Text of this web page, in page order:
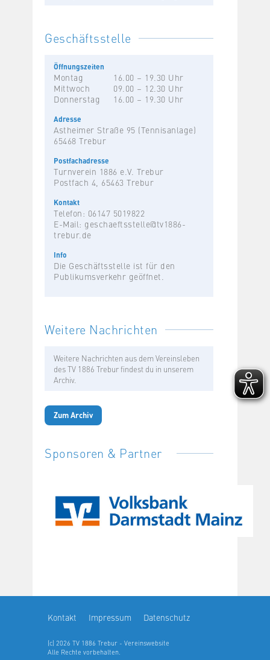
Geschäftsstelle
Öffnungszeiten
Montag
16.00 – 19.30 Uhr
Mittwoch
09.00 – 12.30 Uhr
Donnerstag
16.00 – 19.30 Uhr
Adresse
Astheimer Straße 95 (Tennisanlage)
65468 Trebur
Postfachadresse
Turnverein 1886 e.V. Trebur
Postfach 4, 65463 Trebur
Kontakt
Telefon: 06147 5019822
E-Mail: geschaeftsstelle@tv1886-
trebur.de
Info
Die Geschäftsstelle ist für den
Publikumsverkehr geöffnet.
Weitere Nachrichten
Weitere Nachrichten aus dem Vereinsleben
des TV 1886 Trebur findest du in unserem
Archiv.
Zum Archiv
Sponsoren & Partner
Kontakt Impressum Datenschutz
(c) 2026 TV 1886 Trebur - Vereinswebsite
Alle Rechte vorbehalten.